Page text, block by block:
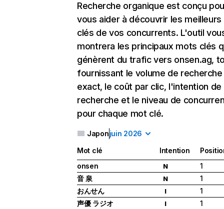
Recherche organique est conçu
vous aider à découvrir les
clés de vos concurrents. L'outil
montrera les principaux mots clés
génèrent du trafic vers onsen.ag,
fournissant le volume de recherche
exact, le coût par clic, l'intention de
recherche et le niveau de
pour chaque mot clé.
Japonjuin 2026
Mot clé Intention
onsen
N
1
音 泉
N
1
おんせん
I
1
声優 ラジオ
I
1